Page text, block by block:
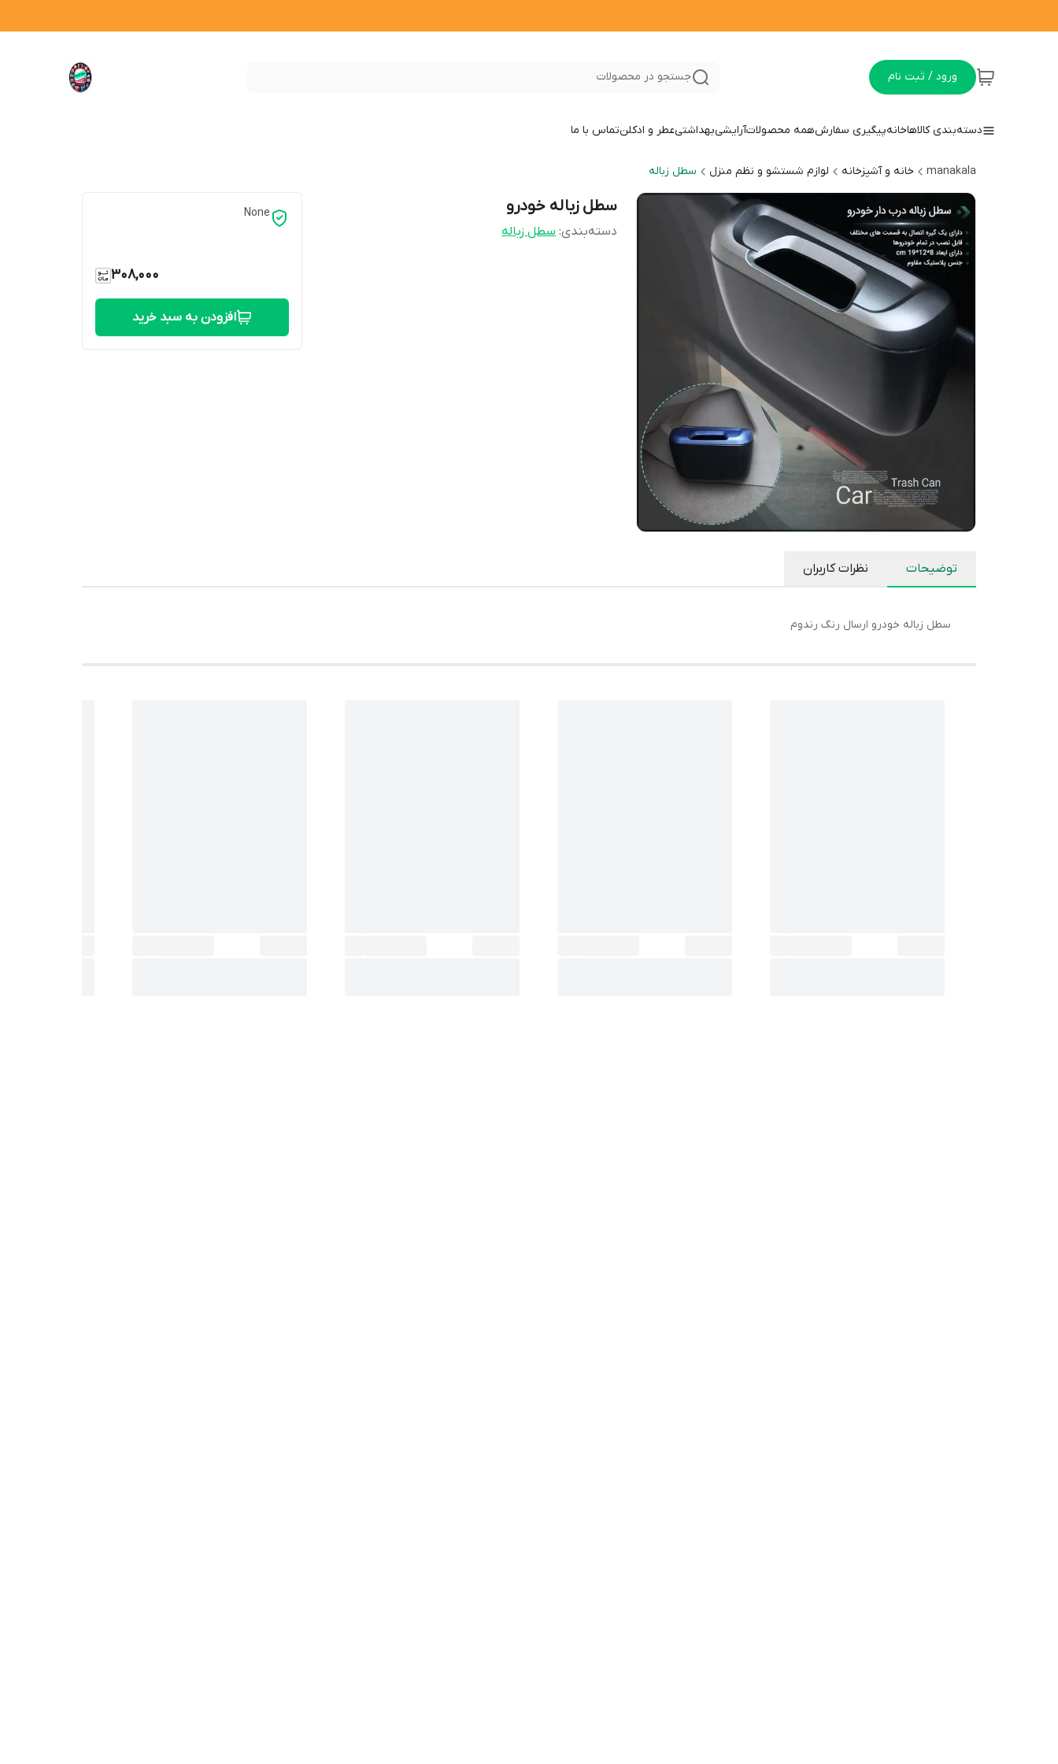
ورود / ثبت نام جستجو در محصولات
دسته‌بندی کالاهاخانهپیگیری سفارشهمه محصولاتآرایشیبهداشتیعطر و ادکلنتماس با ما
manakala خانه و آشپزخانه لوازم شستشو و نظم منزل سطل زباله
سطل زباله خودرو
دسته‌بندی:سطل زباله
None
308,000
افزودن به سبد خرید
توضیحات نظرات کاربران
سطل زباله خودرو ارسال رنگ رندوم